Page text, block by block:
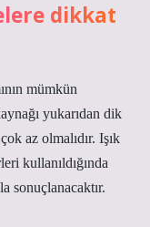
dikkat
mümkün
yukarıdan dik
az olmalıdır. Işık
kullanıldığında
sonuçlanacaktır.